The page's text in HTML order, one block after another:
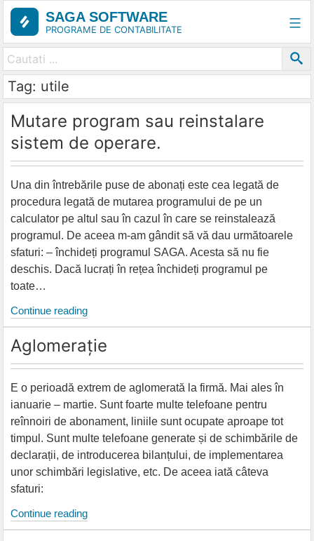
Skip
content
SAGA SOFTWARE
PROGRAME DE CONTABILITATE
Tag: utile
Mutare program sau reinstalare
sistem de operare.
Una din întrebările puse de abonați este cea legată de
procedura legată de mutarea programului de pe un
calculator pe altul sau în cazul în care se reinstalează
programul. De aceea m-am gândit să vă dau următoarele
sfaturi: – închideți programul SAGA. Acesta să nu fie
deschis. Dacă lucrați în rețea închideți programul pe
toate…
Continue readingMutare
program
sau
reinstalare
operare.
Aglomerație
E o perioadă extrem de aglomerată la firmă. Mai ales în
ianuarie – martie. Sunt foarte multe telefoane pentru
reînnoiri de abonament, liniile sunt ocupate aproape tot
timpul. Sunt multe telefoane generate și de schimbările de
declarații, de introducerea bilanțului, de implementarea
unor schimbări legislative, etc. De aceea iată câteva
sfaturi:
Continue readingAglomerație